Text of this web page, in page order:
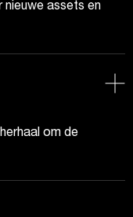
nieuwe assets en
om de